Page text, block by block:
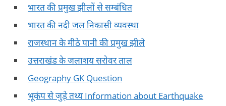
भारत की प्रमुख झीलों से सम्बंधित
भारत की नदी जल निकासी व्यवस्था
राजस्थान के मीठे पानी की प्रमुख झीले
उत्तराखंड के जलाशय सरोवर ताल
Geography GK Question
भूकंप से जुड़े तथ्य Information about Earthquake